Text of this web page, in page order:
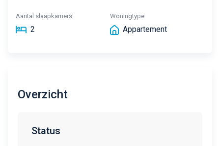
Aantal slaapkamers
2
Woningtype
Appartement
Overzicht
Status